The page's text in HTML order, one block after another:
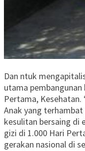
Dan ntuk
utama
Pertama,
Anak yang
kesulitan bersaing di
gizi di 1.000 Hari
gerakan nasional di